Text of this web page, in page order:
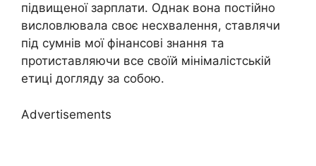
підвищеної зарплати. Однак вона постійно
висловлювала своє несхвалення, ставлячи
під сумнів мої фінансові знання та
протиставляючи все своїй мінімалістській
етиці догляду за собою.
Advertisements